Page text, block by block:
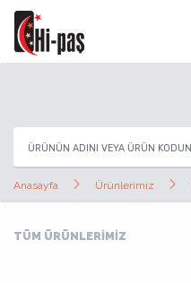
Anasayfa Ürünlerimiz
TÜM ÜRÜNLERİMİZ